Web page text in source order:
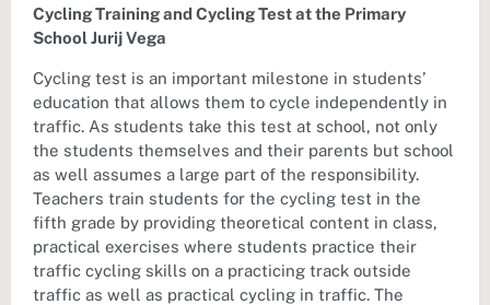
Cycling Training and Cycling Test at the Primary
School Jurij Vega
Cycling test is an important milestone in students’
education that allows them to cycle independently in
traffic. As students take this test at school, not only
the students themselves and their parents but school
as well assumes a large part of the responsibility.
Teachers train students for the cycling test in the
fifth grade by providing theoretical content in class,
practical exercises where students practice their
traffic cycling skills on a practicing track outside
traffic as well as practical cycling in traffic. The